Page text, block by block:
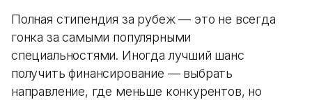
Полная стипендия за рубеж — это не всегда
гонка за самыми популярными
специальностями. Иногда лучший шанс
получить финансирование — выбрать
направление, где меньше конкурентов, но